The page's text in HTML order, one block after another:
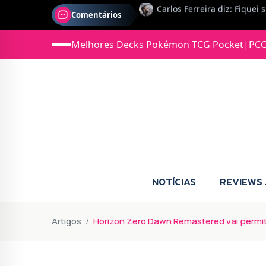
Comentários
Jonas diz: Estou
Melhores Decks Pokémon TCG Pocket|
NOTÍCIAS REVIEWS
Artigos Horizon Zero Dawn Remastered vai